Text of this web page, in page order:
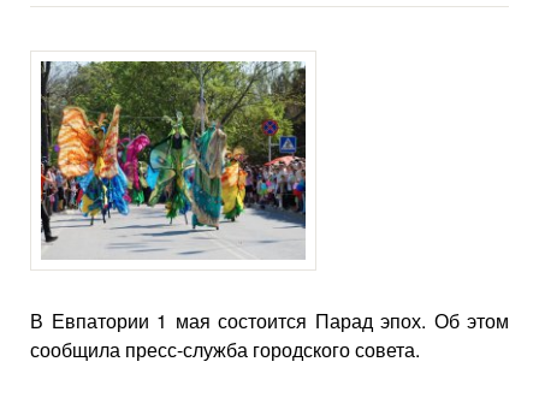
В Евпатории 1 мая состоится Парад эпох. Об этом
сообщила пресс-служба городского совета.